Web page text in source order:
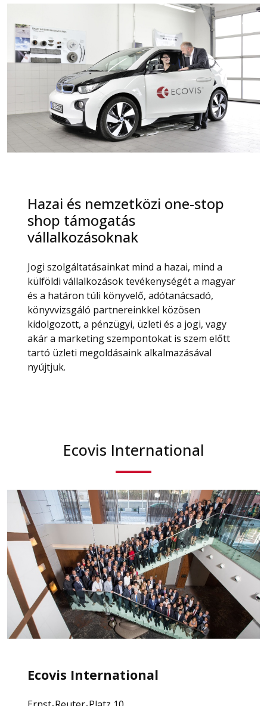
Hazai és nemzetközi one-stop
shop támogatás
vállalkozásoknak
Jogi szolgáltatásainkat mind a hazai, mind a
külföldi vállalkozások tevékenységét a magyar
és a határon túli könyvelő, adótanácsadó,
könyvvizsgáló partnereinkkel közösen
kidolgozott, a pénzügyi, üzleti és a jogi, vagy
akár a marketing szempontokat is szem előtt
tartó üzleti megoldásaink alkalmazásával
nyújtjuk.
Ecovis International
Ecovis International